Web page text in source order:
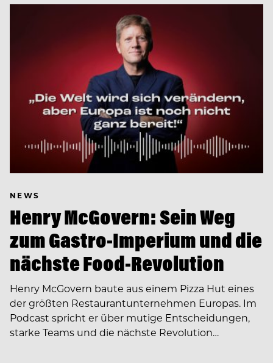
NEWS
Henry McGovern: Sein Weg
zum Gastro-Imperium und die
nächste Food-Revolution
Henry McGovern baute aus einem Pizza Hut eines
der größten Restaurantunternehmen Europas. Im
Podcast spricht er über mutige Entscheidungen,
starke Teams und die nächste Revolution…